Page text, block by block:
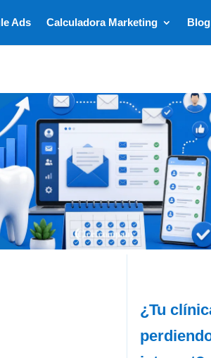
Ads Calculadora Marketing Blog
¿Tu